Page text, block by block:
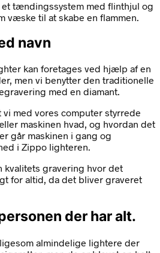
tændingssystem med flinthjul og
væske til at skabe en flammen.
navn
kan foretages ved hjælp af en
men vi benytter den traditionelle
med en diamant.
vi med vores computer styrrede
maskinen hvad, og hvordan det
går maskinen i gang og
i Zippo lighteren.
kvalitets gravering hvor det
for altid, da det bliver graveret
der har alt.
almindelige lightere der